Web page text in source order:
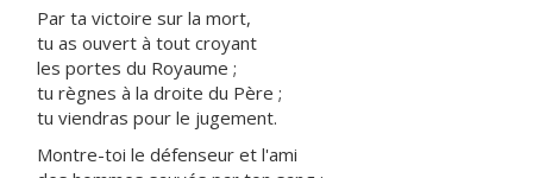
Par ta victoire sur la mort,
tu as ouvert à tout croyant
les portes du Royaume ;
tu règnes à la droite du Père ;
tu viendras pour le jugement.
Montre-toi le défenseur et l'ami